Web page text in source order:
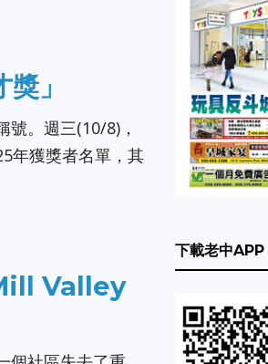
」
號。週三(10/8)，
年獲獎者名單，其
Valley
下載老中APP